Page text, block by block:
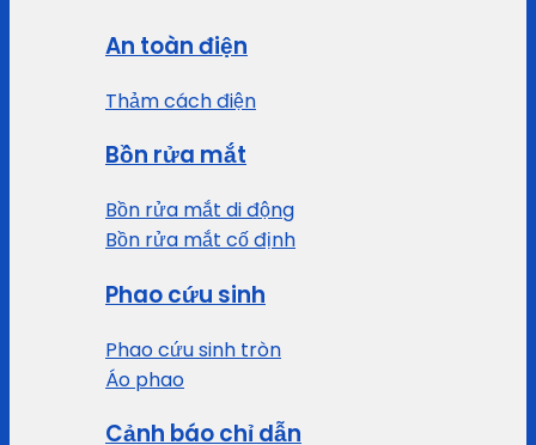
An toàn điện
Thảm cách điện
Bồn rửa mắt
Bồn rửa mắt di động
Bồn rửa mắt cố định
Phao cứu sinh
Phao cứu sinh tròn
Áo phao
Cảnh báo chỉ dẫn